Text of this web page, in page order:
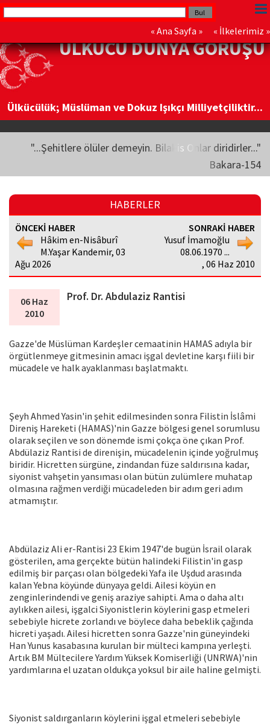
« Ana Sayfa » « İlkelerimiz »
ÜLKÜCÜ DÜNYA GÖRÜŞÜ
Ülkücülük; Müslüman ve Dokuz Işıkçı Milliyetçiliktir...
"...Şehitlere ölüler demeyin. Bilakis Onlar diridirler..."
Bakara-154
HABERLER
ÖNCEKİ HABER
Hâkim en-Nisâburî
M.Yaşar Kandemir, 03
Ağu 2026
SONRAKİ HABER
Yusuf İmamoğlu
08.06.1970 ...
, 06 Haz 2010
06 Haz
2010
Prof. Dr. Abdulaziz Rantisi
Gazze'de Müslüman Kardeşler cemaatinin HAMAS adıyla bir
örgütlenmeye gitmesinin amacı işgal devletine karşı fiili bir
mücadele ve halk ayaklanması başlatmaktı.
Şeyh Ahmed Yasin'in şehit edilmesinden sonra Filistin İslâmi
Direniş Hareketi (HAMAS)'nin Gazze bölgesi genel sorumlusu
olarak seçilen ve son dönemde ismi çokça öne çıkan Prof.
Abdülaziz Rantisi de direnişin, mücadelenin içinde yoğrulmuş
biridir. Hicretten sürgüne, zindandan füze saldırısına kadar,
siyonist vahşetin yansıması olan bütün zulümlere muhatap
olmasına rağmen verdiği mücadeleden bir adım geri adım
atmamıştır.
Abdülaziz Ali er-Rantisi 23 Ekim 1947'de bugün İsrail olarak
gösterilen, ama gerçekte bütün halindeki Filistin'in gasp
edilmiş bir parçası olan bölgedeki Yafa ile Uşdud arasında
kalan Yebna köyünde dünyaya geldi. Ailesi köyün en
zenginlerindendi ve geniş araziye sahipti. Ama o daha altı
aylıkken ailesi, işgalci Siyonistlerin köylerini gasp etmeleri
sebebiyle hicrete zorlandı ve böylece daha bebeklik çağında
hicreti yaşadı. Ailesi hicretten sonra Gazze'nin güneyindeki
Han Yunus kasabasına kurulan bir mülteci kampına yerleşti.
Artık BM Mültecilere Yardım Yüksek Komiserliği (UNRWA)'nin
yardımlarına el uzatan oldukça yoksul bir aile haline gelmişti.
Siyonist saldırganların köylerini işgal etmeleri sebebiyle